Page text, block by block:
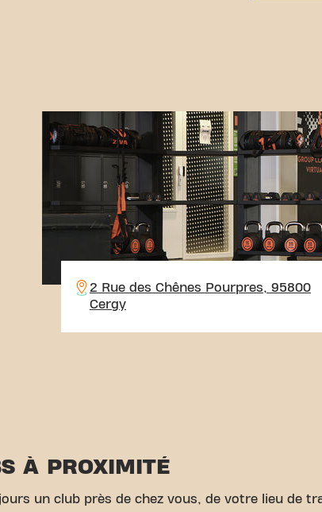
2 Rue des Chênes Pourpres, 95800
Cergy
À PROXIMITÉ
un club près de chez vous, de votre lieu de